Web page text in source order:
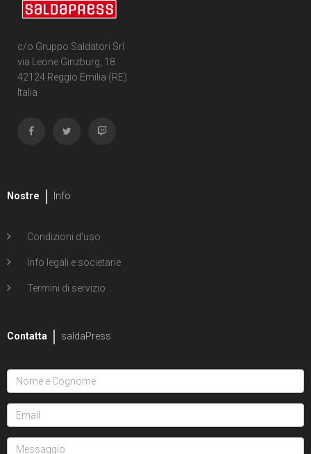
c/o Gruppo Saldatori Srl
via Leone Ginzburg, 18
42124 Reggio Emilia (RE)
Italia
Nostre Info
Condizioni d'uso
Info legali e societarie
Termini di servizio
Contatta saldaPress